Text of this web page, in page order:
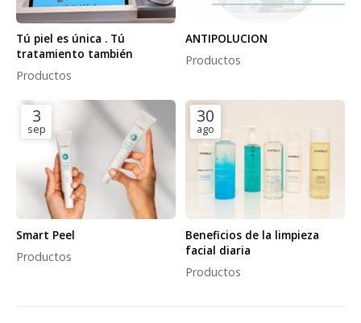
Tú piel es única . Tú
tratamiento también
Productos
ANTIPOLUCION
Productos
3
sep
Smart Peel
Productos
30
ago
Beneficios de la limpieza
facial diaria
Productos